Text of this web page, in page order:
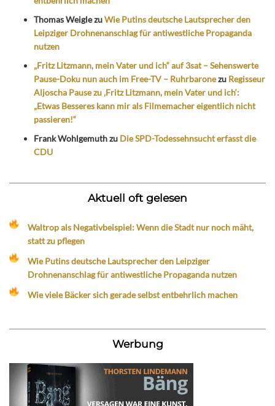
Thomas WeiglezuWie Putins deutsche Lautsprecher den
Leipziger Drohnenanschlag für antiwestliche Propaganda
nutzen
„Fritz Litzmann, mein Vater und ich“ auf 3sat – Sehenswerte
Pause-Doku nun auch im Free-TV – Ruhrbaronezu Regisseur
Aljoscha Pause zu ‚Fritz Litzmann, mein Vater und ich‘:
„Etwas Besseres kann mir als Filmemacher eigentlich nicht
passieren!“
Frank Wohlgemuthzu Die SPD-Todessehnsucht erfasst die
CDU
Aktuell oft gelesen
Waltrop als Negativbeispiel: Wenn die Stadt nur noch mäht,
statt zu pflegen
Wie Putins deutsche Lautsprecher den Leipziger
Drohnenanschlag für antiwestliche Propaganda nutzen
Wie viele Bäcker sich gerade selbst entbehrlich machen
Werbung